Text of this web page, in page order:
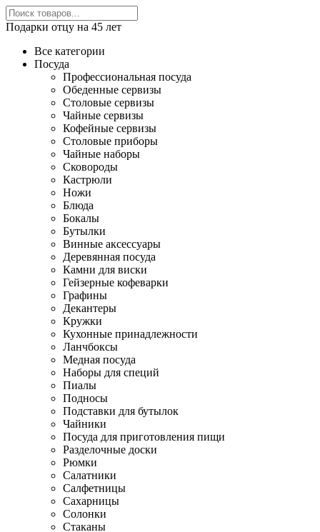
Подарки отцу на 45 лет
Все категории
Посуда
Профессиональная посуда
Обеденные сервизы
Столовые сервизы
Чайные сервизы
Кофейные сервизы
Столовые приборы
Чайные наборы
Сковороды
Кастрюли
Ножи
Блюда
Бокалы
Бутылки
Винные аксессуары
Деревянная посуда
Камни для виски
Гейзерные кофеварки
Графины
Декантеры
Кружки
Кухонные принадлежности
Ланчбоксы
Медная посуда
Наборы для специй
Пиалы
Подносы
Подставки для бутылок
Чайники
Посуда для приготовления пищи
Разделочные доски
Рюмки
Салатники
Салфетницы
Сахарницы
Солонки
Стаканы